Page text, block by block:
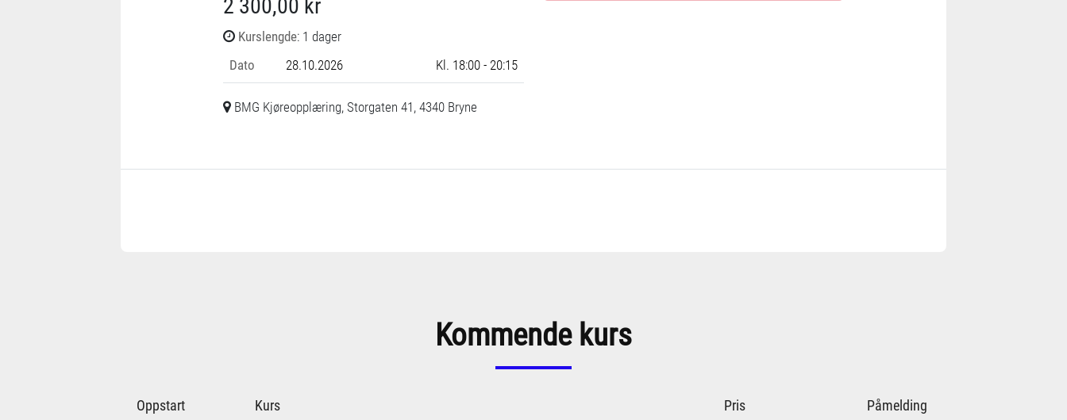
2 300,00 kr
Kurslengde: 1 dager
Dato
28.10.2026 Kl. 18:00 - 20:15
BMG Kjøreopplæring, Storgaten 41, 4340 Bryne
Kommende kurs
Oppstart Kurs Pris Påmelding